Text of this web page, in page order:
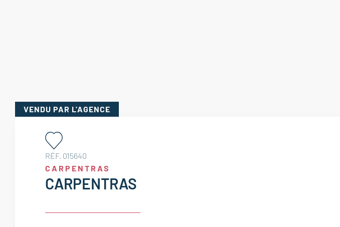
VENDU PAR L'AGENCE
RÉF. 015640
CARPENTRAS
CARPENTRAS